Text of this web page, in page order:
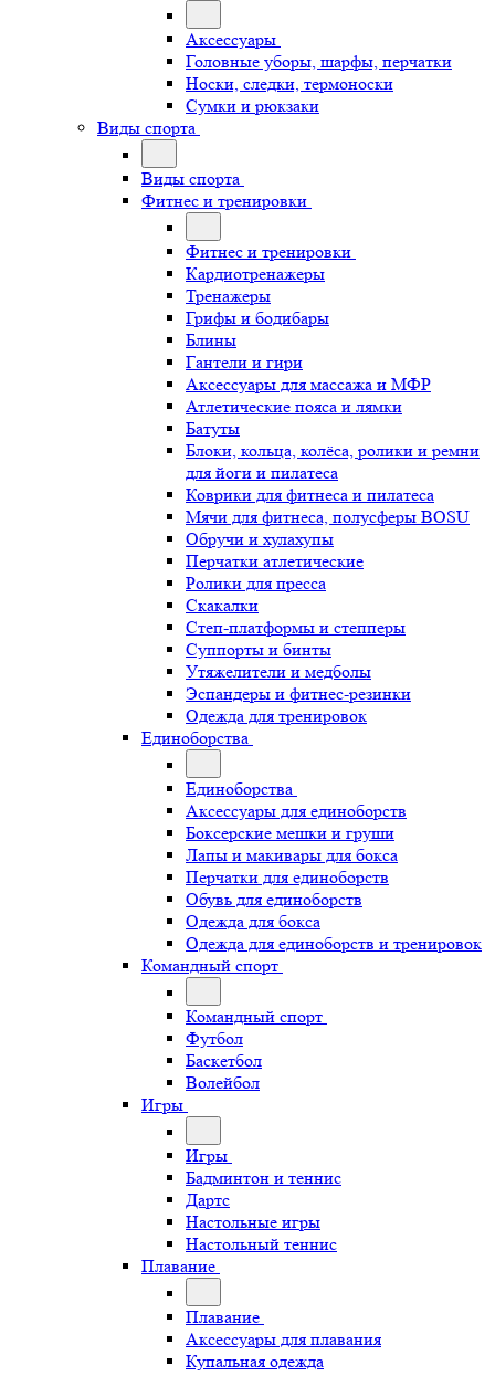
Аксессуары
Головные уборы, шарфы, перчатки
Носки, следки, термоноски
Сумки и рюкзаки
Виды спорта
Виды спорта
Фитнес и тренировки
Фитнес и тренировки
Кардиотренажеры
Тренажеры
Грифы и бодибары
Блины
Гантели и гири
Аксессуары для массажа и МФР
Атлетические пояса и лямки
Батуты
Блоки, кольца, колёса, ролики и ремни
для йоги и пилатеса
Коврики для фитнеса и пилатеса
Мячи для фитнеса, полусферы BOSU
Обручи и хулахупы
Перчатки атлетические
Ролики для пресса
Скакалки
Степ-платформы и степперы
Суппорты и бинты
Утяжелители и медболы
Эспандеры и фитнес-резинки
Одежда для тренировок
Единоборства
Единоборства
Аксессуары для единоборств
Боксерские мешки и груши
Лапы и макивары для бокса
Перчатки для единоборств
Обувь для единоборств
Одежда для бокса
Одежда для единоборств и тренировок
Командный спорт
Командный спорт
Футбол
Баскетбол
Волейбол
Игры
Игры
Бадминтон и теннис
Дартс
Настольные игры
Настольный теннис
Плавание
Плавание
Аксессуары для плавания
Купальная одежда